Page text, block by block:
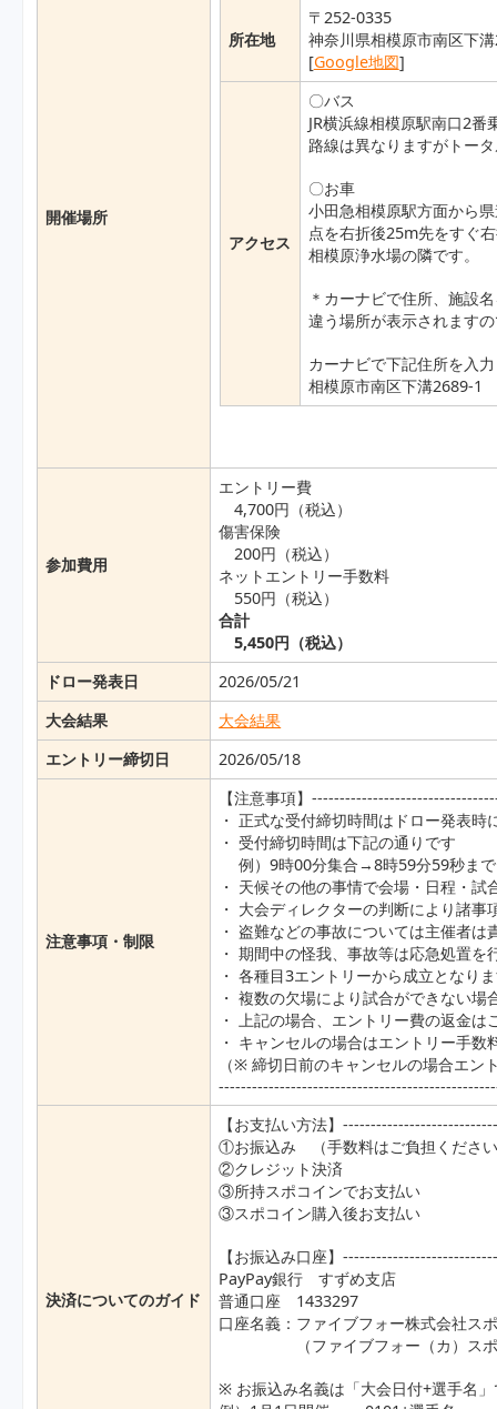
開催場所
所在地
〒252-0335
神奈川県相模原市南区下
[Google地図]
アクセス
〇バス
JR横浜線相模原駅南口2
路線は異なりますがトー
〇お車
小田急相模原駅方面から
点を右折後25m先をすぐ
相模原浄水場の隣です。
＊カーナビで住所、施設
違う場所が表示されます
カーナビで下記住所を入
相模原市南区下溝2689-1
参加費用
エントリー費
4,700円（税込）
傷害保険
200円（税込）
ネットエントリー手数料
550円（税込）
合計
5,450円（税込）
ドロー発表日
2026/05/21
大会結果
大会結果
エントリー締切日
2026/05/18
注意事項・制限
【注意事項】
・ 正式な受付締切時間はドロー発表時
・ 受付締切時間は下記の通りです
例）9時00分集合→8時59分59秒まで
・ 天候その他の事情で会場・日程・
・ 大会ディレクターの判断により諸
・ 盗難などの事故については主催者は
・ 期間中の怪我、事故等は応急処置
・ 各種目3エントリーから成立となり
・ 複数の欠場により試合ができない
・ 上記の場合、エントリー費の返金は
・ キャンセルの場合はエントリー手
（※ 締切日前のキャンセルの場合エン
決済についてのガイド
【お支払い方法】
①お振込み （手数料はご負担くださ
②クレジット決済
③所持スポコインでお支払い
③スポコイン購入後お支払い
【お振込み口座】
PayPay銀行 すずめ支店
普通口座 1433297
口座名義：ファイブフォー株式会社ス
（ファイブフォー（カ）スポー
※ お振込み名義は「大会日付+選手名